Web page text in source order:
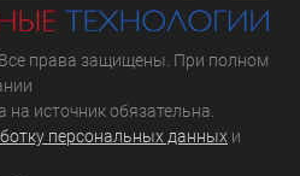
права защищены. При полном
на источник обязательна.
персональных данных и